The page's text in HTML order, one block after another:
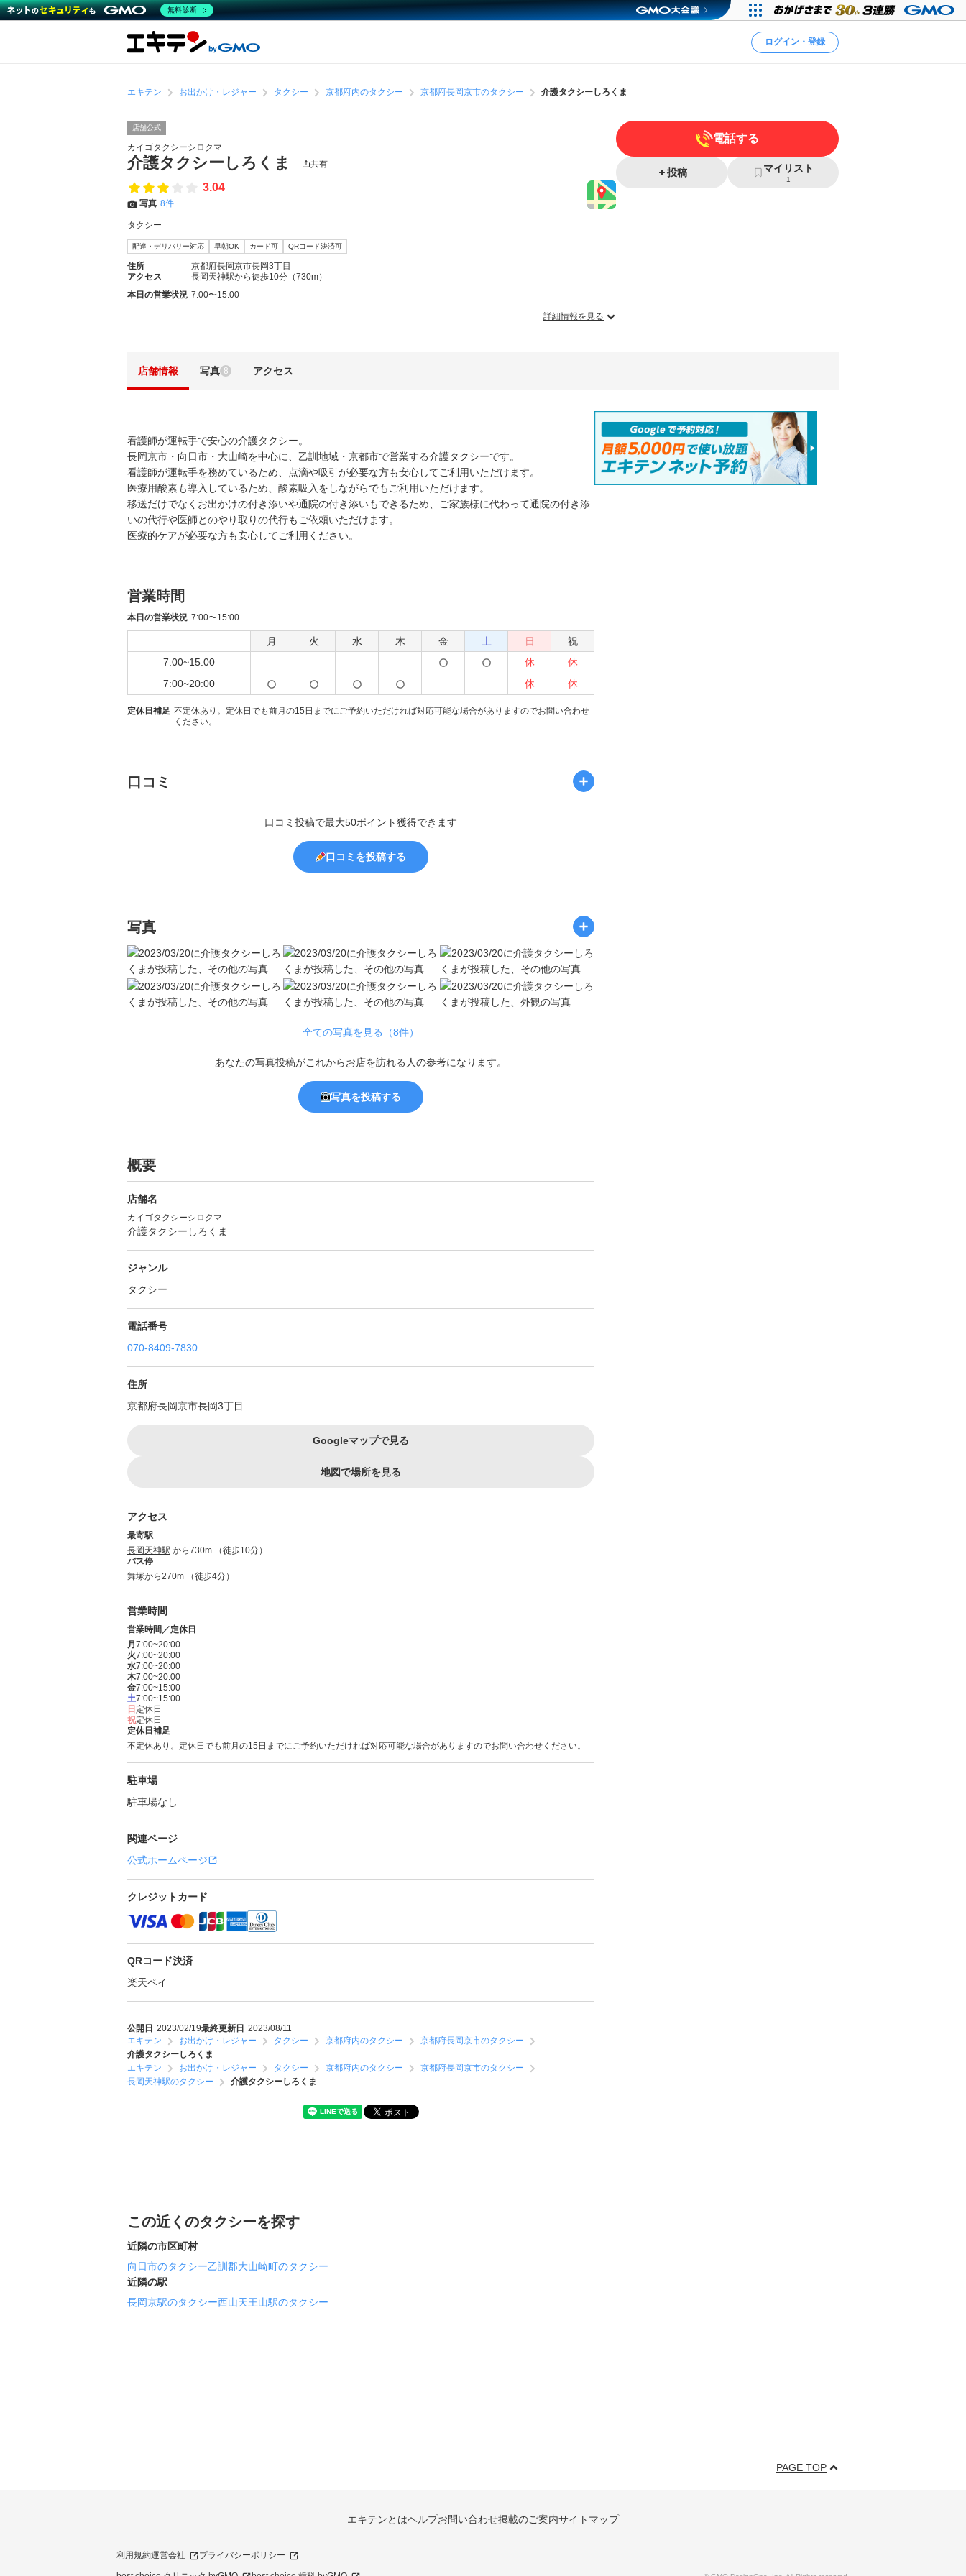
ログイン・登録
エキテン お出かけ・レジャー タクシー 京都府内のタクシー 京都府長岡京市のタクシー 介護タクシーしろくま
店舗公式
カイゴタクシーシロクマ
介護タクシーしろくま 共有
3.04
写真 8件
タクシー
配達・デリバリー対応 早朝OK カード可 QRコード決済可
住所
京都府長岡京市長岡3丁目
アクセス
長岡天神駅から徒歩10分（730m）
本日の営業状況 7:00〜15:00
詳細情報を見る
電話する
投稿 マイリスト
1
店舗情報 写真 8 アクセス
看護師が運転手で安心の介護タクシー。
長岡京市・向日市・大山崎を中心に、乙訓地域・京都市で営業する介護タクシーです。
看護師が運転手を務めているため、点滴や吸引が必要な方も安心してご利用いただけます。
医療用酸素も導入しているため、酸素吸入をしながらでもご利用いただけます。
移送だけでなくお出かけの付き添いや通院の付き添いもできるため、ご家族様に代わって通院の付き添
いの代行や医師とのやり取りの代行もご依頼いただけます。
医療的ケアが必要な方も安心してご利用ください。
営業時間
本日の営業状況 7:00〜15:00
月 火 水 木 金 土 日
祝
7:00~15:00
休
休
7:00~20:00
休 休
定休日補足 不定休あり。定休日でも前月の15日までにご予約いただければ対応可能な場合がありますのでお問い合わせ
ください。
口コミ
口コミ投稿で最大50ポイント獲得できます
口コミを投稿する
写真
全ての写真を見る（8件）
あなたの写真投稿がこれからお店を訪れる人の参考になります。
写真を投稿する
概要
店舗名
カイゴタクシーシロクマ
介護タクシーしろくま
ジャンル
タクシー
電話番号
070-8409-7830
住所
京都府長岡京市長岡3丁目
Googleマップで見る
地図で場所を見る
アクセス
最寄駅
長岡天神駅 から730m （徒歩10分）
バス停
舞塚から270m （徒歩4分）
営業時間
営業時間／定休日
月 7:00~20:00
火7:00~20:00
水7:00~20:00
木7:00~20:00
金7:00~15:00
土7:00~15:00
日 定休日
祝定休日
定休日補足
不定休あり。定休日でも前月の15日までにご予約いただければ対応可能な場合がありますのでお問い合わせください。
駐車場
駐車場なし
関連ページ
公式ホームページ
クレジットカード
QRコード決済
楽天ペイ
公開日 2023/02/19最終更新日 2023/08/11
エキテン
お出かけ・レジャー タクシー 京都府内のタクシー
京都府長岡京市のタクシー
介護タクシーしろくま
エキテン
お出かけ・レジャー タクシー 京都府内のタクシー
京都府長岡京市のタクシー
長岡天神駅のタクシー
介護タクシーしろくま
この近くのタクシーを探す
近隣の市区町村
向日市のタクシー乙訓郡大山崎町のタクシー
近隣の駅
長岡京駅のタクシー西山天王山駅のタクシー
PAGE TOP
エキテンとはヘルプお問い合わせ掲載のご案内サイトマップ
利用規約運営会社 プライバシーポリシー
無料診断